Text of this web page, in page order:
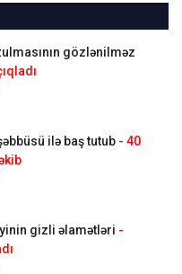
gözlənilməz
ilə baş tutub - 40
gizli əlamətləri -